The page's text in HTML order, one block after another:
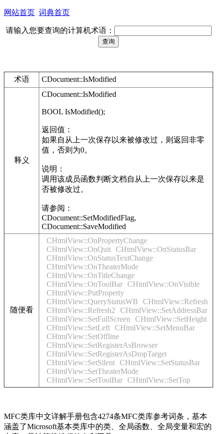
网站首页 词典首页
请输入您要查询的计算机术语：
术语 CDocument::IsModified
释义
CDocument::IsModified
BOOL IsModified();
返回值：
如果自从上一次保存以来被修改过，则返回非零
值，否则为0。
说明：
调用该成员函数判断文档自从上一次保存以来是
否被修改过。
请参阅：
CDocument::SetModifiedFlag,
CDocument::SaveModified
随便看
CHtmlView::OnPropertyChange
CHtmlView::OnQuit CHtmlView::OnStatusBar
CHtmlView::OnStatusTextChange
CHtmlView::OnTheaterMode
CHtmlView::OnTitleChange
CHtmlView::OnToolBar CHtmlView::OnVisible
CHtmlView::PutProperty
CHtmlView::QueryStatusWB
CHtmlView::Refresh
CHtmlView::Refresh2
CHtmlView::SetAddressBar
CHtmlView::SetFullScreen
CHtmlView::SetHeight
CHtmlView::SetLeft CHtmlView::SetMenuBar
CHtmlView::SetOffline
CHtmlView::SetRegisterAsBrowser
CHtmlView::SetRegisterAsDropTarget
CHtmlView::SetSilent CHtmlView::SetStatusBar
CHtmlView::SetTheaterMode
CHtmlView::SetToolBar CHtmlView::SetTop
MFC类库中文详解手册包含4274条MFC类库参考词条，基本
涵盖了Microsoft基本类库中的类、全局函数、全局变量和宏的